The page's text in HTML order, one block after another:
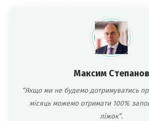
Максим Степанов
“Якщо ми не будемо дотримуватись
місяць можемо отримати 100%
ліжок”.